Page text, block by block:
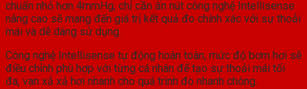
chuẩn nhỏ hơn 4mmHg, chỉ cần ấn nút công nghệ Intellisense
nâng cao sẽ mang đến giá trị kết quả đo chính xác với sự thoải
mái và dễ dàng sử dụng.
Công nghệ Intellisense tự động hoàn toàn, mức độ bơm hơi sẽ
điều chỉnh phù hợp với từng cá nhân để tạo sự thoải mái tối
đa, van xả xả hơi nhanh cho quá trình đo nhanh chóng.